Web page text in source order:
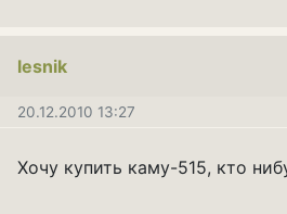
lesnik
20.12.2010 13:27
Хочу купить каму-515, кто